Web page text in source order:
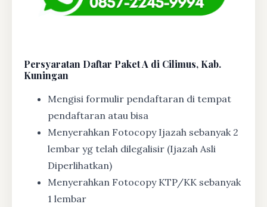
Persyaratan Daftar Paket A di Cilimus, Kab.
Kuningan
Mengisi formulir pendaftaran di tempat
pendaftaran atau bisa
Menyerahkan Fotocopy Ijazah sebanyak 2
lembar yg telah dilegalisir (Ijazah Asli
Diperlihatkan)
Menyerahkan Fotocopy KTP/KK sebanyak
1 lembar